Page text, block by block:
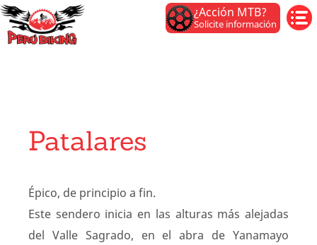
¿Acción MTB?
Solicite información
Patalares
Épico, de principio a fin.
Este sendero inicia en las alturas más alejadas
del Valle Sagrado, en el abra de Yanamayo